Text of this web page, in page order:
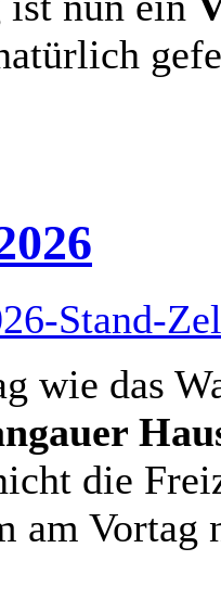
wie das
die
am Vortag